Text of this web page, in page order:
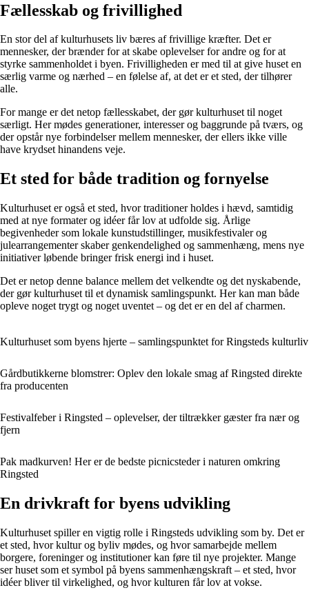
Fællesskab og frivillighed
En stor del af kulturhusets liv bæres af frivillige kræfter. Det er
mennesker, der brænder for at skabe oplevelser for andre og for at
styrke sammenholdet i byen. Frivilligheden er med til at give huset en
særlig varme og nærhed – en følelse af, at det er et sted, der tilhører
alle.
For mange er det netop fællesskabet, der gør kulturhuset til noget
særligt. Her mødes generationer, interesser og baggrunde på tværs, og
der opstår nye forbindelser mellem mennesker, der ellers ikke ville
have krydset hinandens veje.
Et sted for både tradition og fornyelse
Kulturhuset er også et sted, hvor traditioner holdes i hævd, samtidig
med at nye formater og idéer får lov at udfolde sig. Årlige
begivenheder som lokale kunstudstillinger, musikfestivaler og
julearrangementer skaber genkendelighed og sammenhæng, mens nye
initiativer løbende bringer frisk energi ind i huset.
Det er netop denne balance mellem det velkendte og det nyskabende,
der gør kulturhuset til et dynamisk samlingspunkt. Her kan man både
opleve noget trygt og noget uventet – og det er en del af charmen.
Kulturhuset som byens hjerte – samlingspunktet for Ringsteds kulturliv
Gårdbutikkerne blomstrer: Oplev den lokale smag af Ringsted direkte
fra producenten
Festivalfeber i Ringsted – oplevelser, der tiltrækker gæster fra nær og
fjern
Pak madkurven! Her er de bedste picnicsteder i naturen omkring
Ringsted
En drivkraft for byens udvikling
Kulturhuset spiller en vigtig rolle i Ringsteds udvikling som by. Det er
et sted, hvor kultur og byliv mødes, og hvor samarbejde mellem
borgere, foreninger og institutioner kan føre til nye projekter. Mange
ser huset som et symbol på byens sammenhængskraft – et sted, hvor
idéer bliver til virkelighed, og hvor kulturen får lov at vokse.